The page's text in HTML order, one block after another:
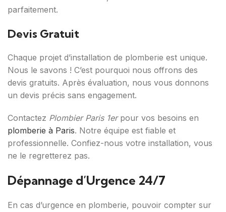
parfaitement.
Devis Gratuit
Chaque projet d’installation de plomberie est unique.
Nous le savons ! C’est pourquoi nous offrons des
devis gratuits. Après évaluation, nous vous donnons
un devis précis sans engagement.
Contactez Plombier Paris 1erpour vos besoins en
plomberie à Paris. Notre équipe est fiable et
professionnelle. Confiez-nous votre installation, vous
ne le regretterez pas.
Dépannage d’Urgence 24/7
En cas d’urgence en plomberie, pouvoir compter sur